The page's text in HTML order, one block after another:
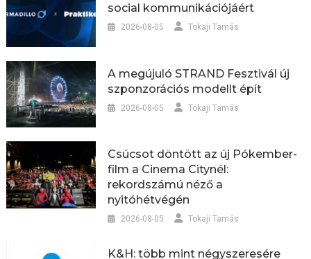
social kommunikációjáért
2026-08-05 Tokaji Tamás
A megújuló STRAND Fesztivál új
szponzorációs modellt épít
2026-08-05 Tokaji Tamás
Csúcsot döntött az új Pókember-
film a Cinema Citynél:
rekordszámú néző a
nyitóhétvégén
2026-08-05 Tokaji Tamás
K&H: több mint négyszeresére